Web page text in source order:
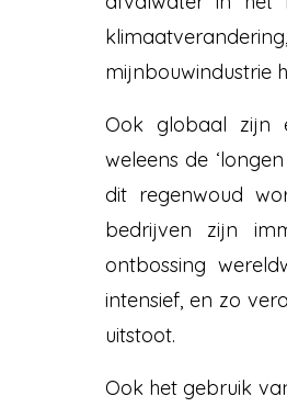
mijnbouwindustrie
Ook globaal zijn
weleens de
dit regenwoud
bedrijven zijn
ontbossing
intensief, en zo
uitstoot.
Ook het gebruik